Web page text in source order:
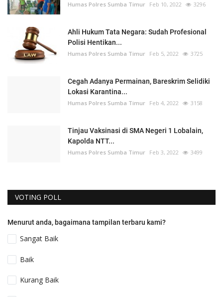
Humas Polres Sumba Timur Feb 10, 2022 3296
Ahli Hukum Tata Negara: Sudah Profesional
Polisi Hentikan...
Humas Polres Sumba Timur Feb 5, 2022 3725
Cegah Adanya Permainan, Bareskrim Selidiki
Lokasi Karantina...
Humas Polres Sumba Timur Feb 4, 2022 3158
Tinjau Vaksinasi di SMA Negeri 1 Lobalain,
Kapolda NTT...
Humas Polres Sumba Timur Feb 3, 2022 3499
VOTING POLL
Menurut anda, bagaimana tampilan terbaru kami?
Sangat Baik
Baik
Kurang Baik